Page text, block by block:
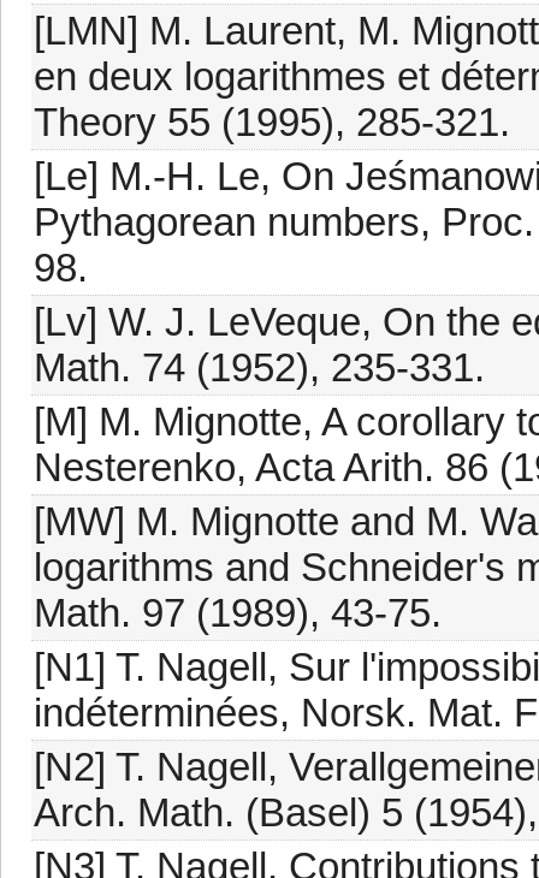
[LMN] M. Laurent, M.
en deux logarithmes et
Theory 55 (1995), 285-321.
[Le] M.-H. Le, On
Pythagorean numbers,
98.
[Lv] W. J. LeVeque, On the
Math. 74 (1952), 235-331.
[M] M. Mignotte, A corollary
Nesterenko, Acta Arith. 86
[MW] M. Mignotte and M.
logarithms and Schneider's
Math. 97 (1989), 43-75.
[N1] T. Nagell, Sur
indéterminées, Norsk. Mat.
[N2] T. Nagell,
Arch. Math. (Basel) 5
[N3] T. Nagell,